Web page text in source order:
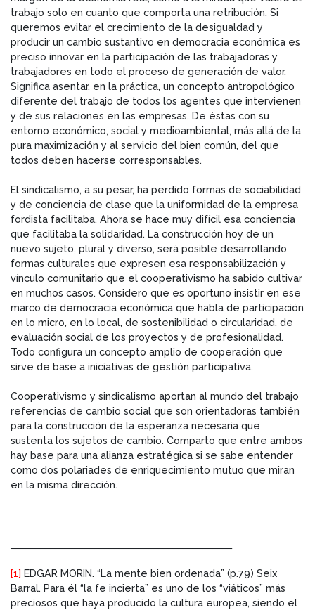
trabajo solo en cuanto que comporta una retribución. Si
queremos evitar el crecimiento de la desigualdad y
producir un cambio sustantivo en democracia económica es
preciso innovar en la participación de las trabajadoras y
trabajadores en todo el proceso de generación de valor.
Significa asentar, en la práctica, un concepto antropológico
diferente del trabajo de todos los agentes que intervienen
y de sus relaciones en las empresas. De éstas con su
entorno económico, social y medioambiental, más allá de la
pura maximización y al servicio del bien común, del que
todos deben hacerse corresponsables.
El sindicalismo, a su pesar, ha perdido formas de sociabilidad
y de conciencia de clase que la uniformidad de la empresa
fordista facilitaba. Ahora se hace muy difícil esa conciencia
que facilitaba la solidaridad. La construcción hoy de un
nuevo sujeto, plural y diverso, será posible desarrollando
formas culturales que expresen esa responsabilización y
vínculo comunitario que el cooperativismo ha sabido cultivar
en muchos casos. Considero que es oportuno insistir en ese
marco de democracia económica que habla de participación
en lo micro, en lo local, de sostenibilidad o circularidad, de
evaluación social de los proyectos y de profesionalidad.
Todo configura un concepto amplio de cooperación que
sirve de base a iniciativas de gestión participativa.
Cooperativismo y sindicalismo aportan al mundo del trabajo
referencias de cambio social que son orientadoras también
para la construcción de la esperanza necesaria que
sustenta los sujetos de cambio. Comparto que entre ambos
hay base para una alianza estratégica si se sabe entender
como dos polariades de enriquecimiento mutuo que miran
en la misma dirección.
[1] EDGAR MORIN. “La mente bien ordenada” (p.79) Seix
Barral. Para él “la fe incierta” es uno de los “viáticos” más
preciosos que haya producido la cultura europea, siendo el